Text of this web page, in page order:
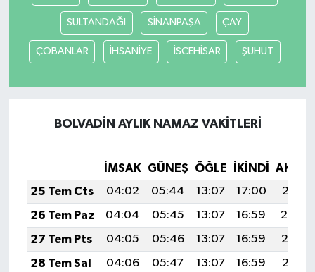
SULTANDAĞI SİNANPAŞA ÇAY
ÇOBANLAR İHSANİYE İSCEHİSAR ŞUHUT
BOLVADİN AYLIK NAMAZ VAKITLERI
İMSAK GÜNEŞ ÖĞLE İKINDI
25 Tem Cts
04:02 05:44 13:07 17:00
20:21
26 Tem Paz
04:04 05:45 13:07 16:59
20:20
27 Tem Pts
04:05 05:46 13:07 16:59
20:19
28 Tem Sal
04:06 05:47 13:07 16:59
20:18